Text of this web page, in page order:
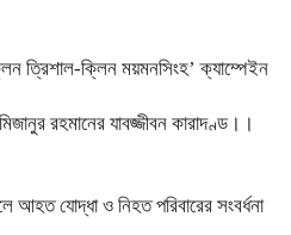
ত্রিশাল-ক্লিন ময়মনসিংহ’ ক্যাম্পেইন
রহমানের যাবজ্জীবন কারাদণ্ড।।
যোদ্ধা ও নিহত পরিবারের সংবর্ধনা